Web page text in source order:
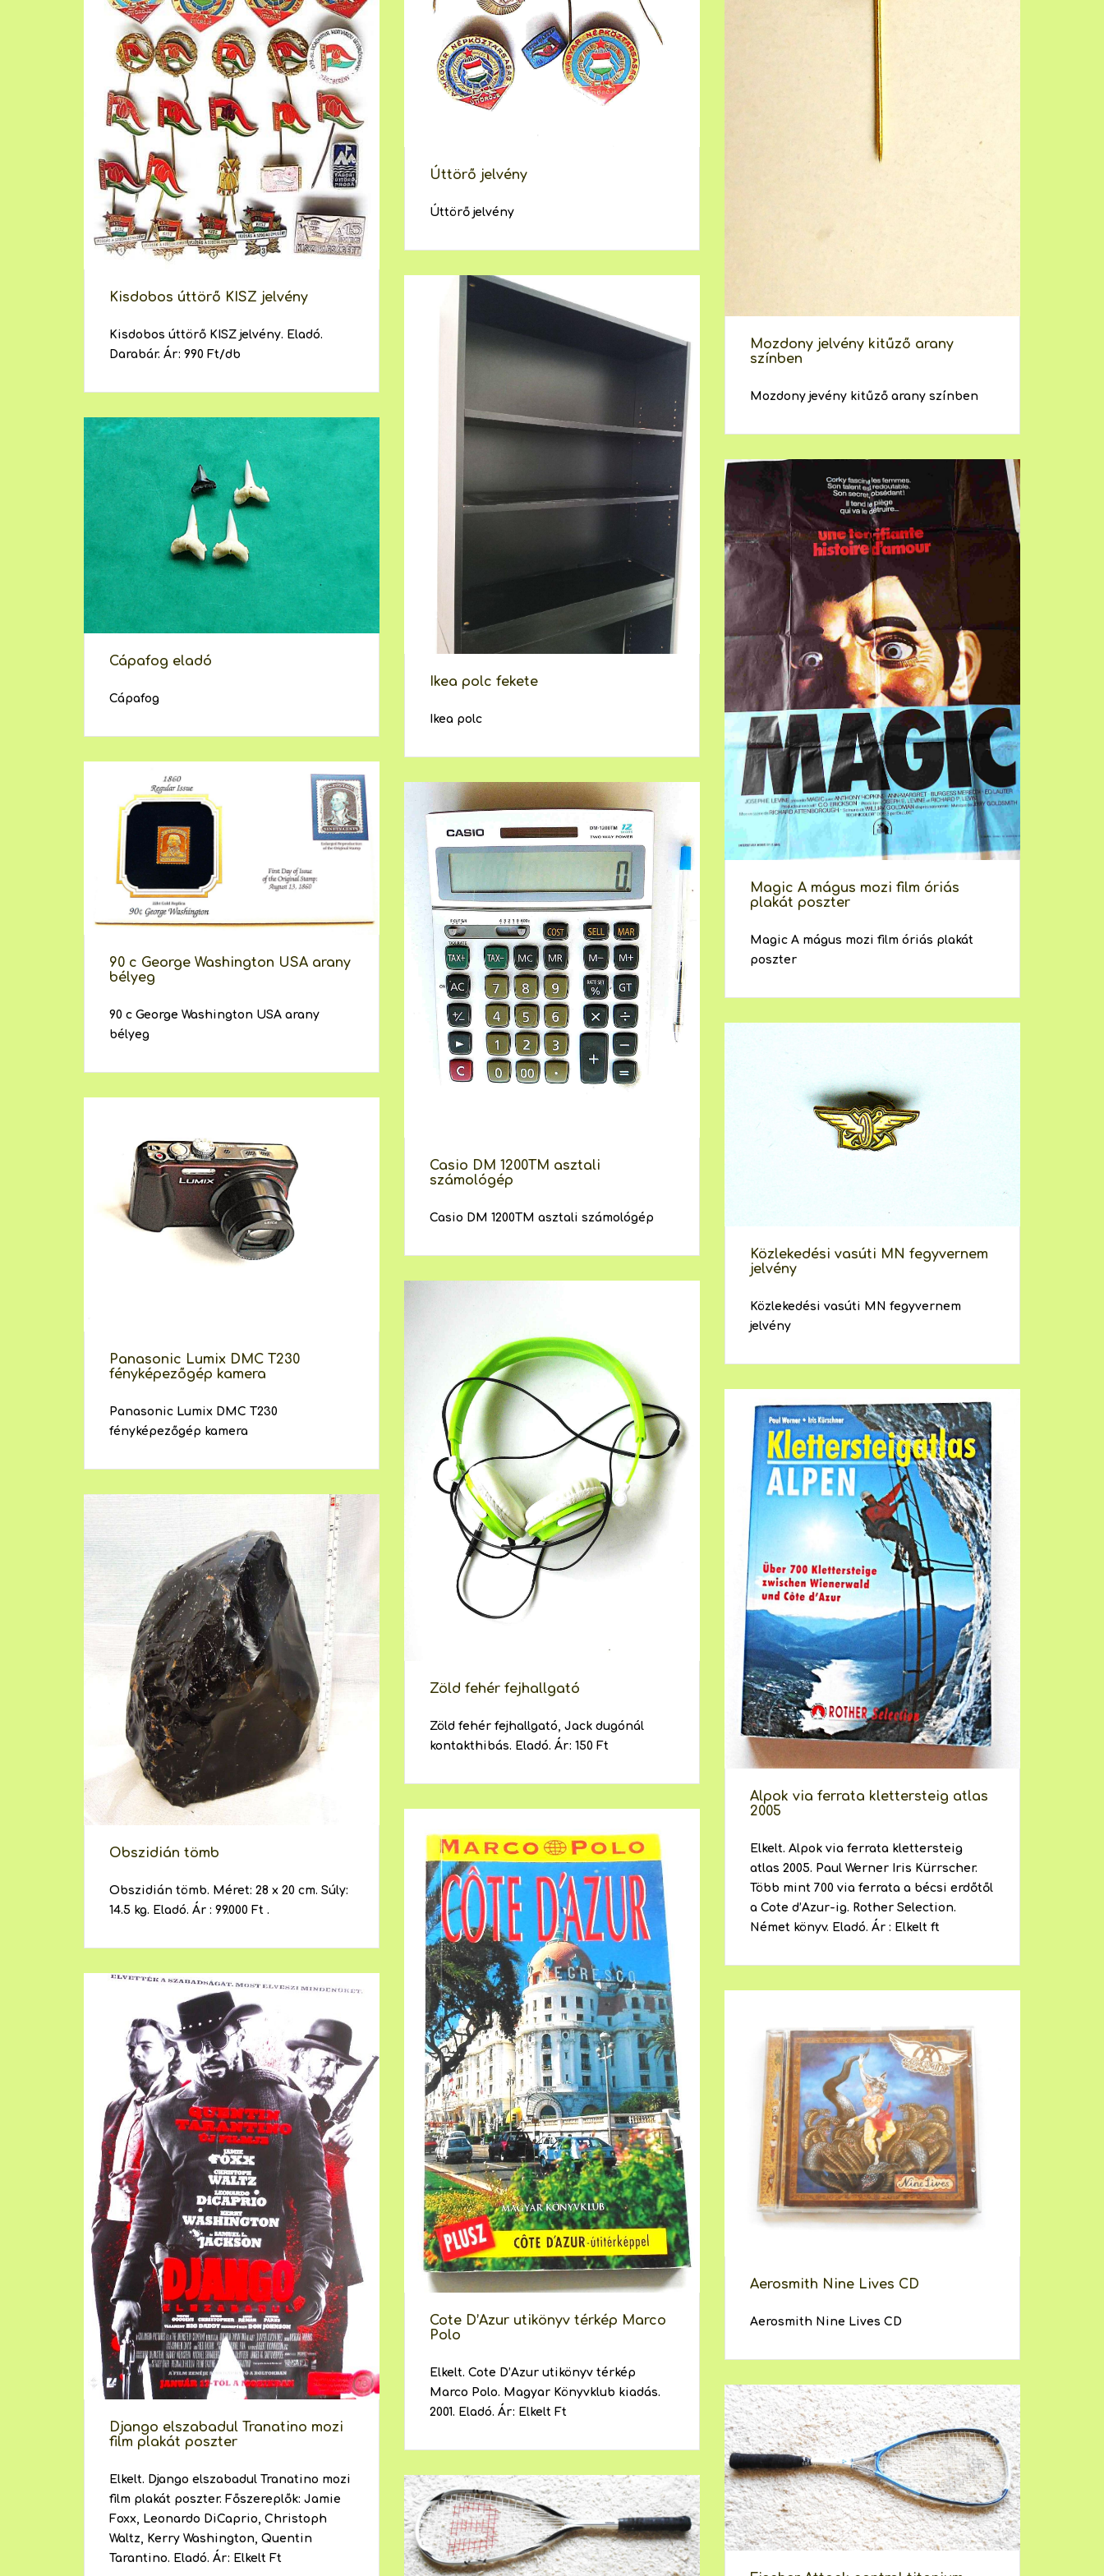
Kisdobos úttörő KISZ jelvény
Kisdobos úttörő KISZ jelvény. Eladó.
Darabár. Ár: 990 Ft/db
Úttörő jelvény
Úttörő jelvény
Mozdony jelvény kitűző arany
színben
Mozdony jevény kitűző arany színben
Ikea polc fekete
Ikea polc
Cápafog eladó
Cápafog
Magic A mágus mozi film óriás
plakát poszter
Magic A mágus mozi film óriás plakát
poszter
90 c George Washington USA arany
bélyeg
90 c George Washington USA arany
bélyeg
Casio DM 1200TM asztali
számológép
Casio DM 1200TM asztali számológép
Közlekedési vasúti MN fegyvernem
jelvény
Közlekedési vasúti MN fegyvernem
jelvény
Panasonic Lumix DMC T230
fényképezőgép kamera
Panasonic Lumix DMC T230
fényképezőgép kamera
Zöld fehér fejhallgató
Zöld fehér fejhallgató, Jack dugónál
kontakthibás. Eladó. Ár: 150 Ft
Alpok via ferrata klettersteig atlas
2005
Elkelt. Alpok via ferrata klettersteig
atlas 2005. Paul Werner Iris Kürrscher.
Több mint 700 via ferrata a bécsi erdőtől
a Cote d’Azur-ig. Rother Selection.
Német könyv. Eladó. Ár : Elkelt ft
Obszidián tömb
Obszidián tömb. Méret: 28 x 20 cm. Súly:
14.5 kg. Eladó. Ár : 99.000 Ft .
Cote D’Azur utikönyv térkép Marco
Polo
Elkelt. Cote D’Azur utikönyv térkép
Marco Polo. Magyar Könyvklub kiadás.
2001. Eladó. Ár: Elkelt Ft
Django elszabadul Tranatino mozi
film plakát poszter
Elkelt. Django elszabadul Tranatino mozi
film plakát poszter. Főszereplők: Jamie
Foxx, Leonardo DiCaprio, Christoph
Waltz, Kerry Washington, Quentin
Tarantino. Eladó. Ár: Elkelt Ft
Aerosmith Nine Lives CD
Aerosmith Nine Lives CD